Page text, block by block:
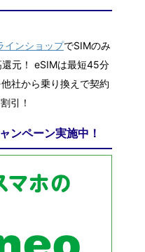
インショップでSIMのみ
元！ eSIMは最短45分
社から乗り換えで契約
引！
ンペーン実施中！